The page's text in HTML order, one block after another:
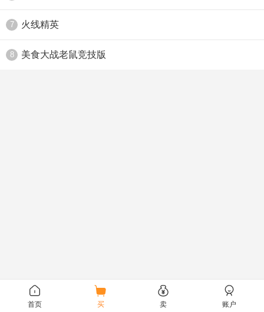
7 火线精英
8 美食大战老鼠竞技版
首页 买 卖 账户